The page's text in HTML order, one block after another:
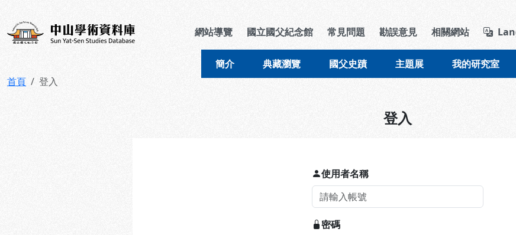
中山學術資料庫 導覽列區塊
網站導覽 國立國父紀念館 常見問題 勘誤意見 相關網站
簡介 典藏瀏覽 國父史蹟 主題展 我的研究室
首頁 登入
登入
使用者名稱
密碼